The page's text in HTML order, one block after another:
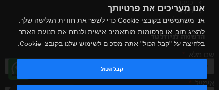
אנו מעריכים את פרטיותך
אנו משתמשים בקובצי Cookie כדי לשפר את חוויית הגלישה שלך,
להציג תוכן או פרסומות מותאמים אישית ולנתח את תנועת האתר.
בלחיצה על "קבל הכול" אתה מסכים לשימוש שלנו בקובצי Cookie.
קבל הכול
תקנון
שירות לקוחות
הרשמה לניוזלטר
שם מלא
אימייל